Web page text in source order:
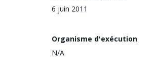
6 juin 2011
Organisme d'exécution
N/A